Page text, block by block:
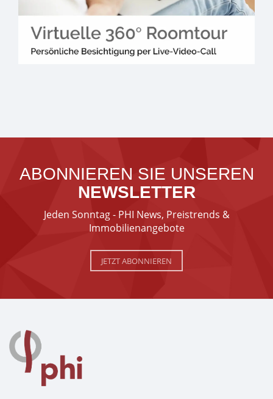
ABONNIEREN SIE UNSEREN
NEWSLETTER
Jeden Sonntag - PHI News, Preistrends &
Immobilienangebote
JETZT ABONNIEREN